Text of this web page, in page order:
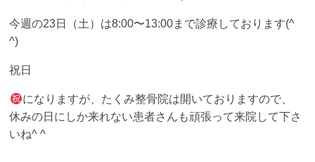
今週の23日（土）は8:00〜13:00まで診療しております(^
^)
祝日
になりますが、たくみ整骨院は開いておりますので、
休みの日にしか来れない患者さんも頑張って来院して下さ
いね^ ^